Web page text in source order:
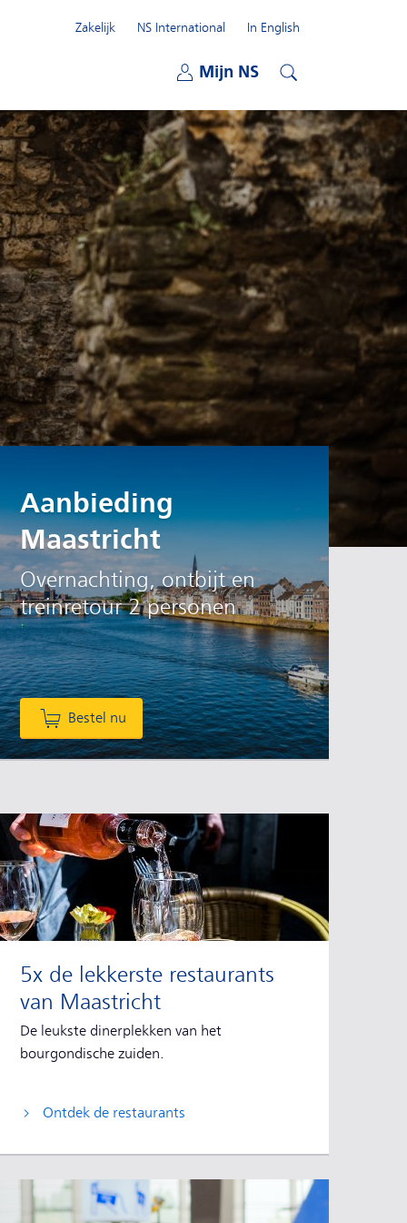
Mijn NS
Zakelijk
NS International
In English
Aanbieding
Maastricht
Overnachting, ontbijt en
treinretour 2 personen
Bestel nu
5x de lekkerste restaurants
van Maastricht
De leukste dinerplekken van het
bourgondische zuiden.
Ontdek de restaurants